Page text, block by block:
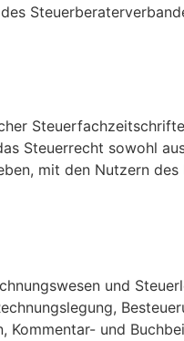
Steuerrecht sowohl
mit den Nutzern
und
Kommentar- und